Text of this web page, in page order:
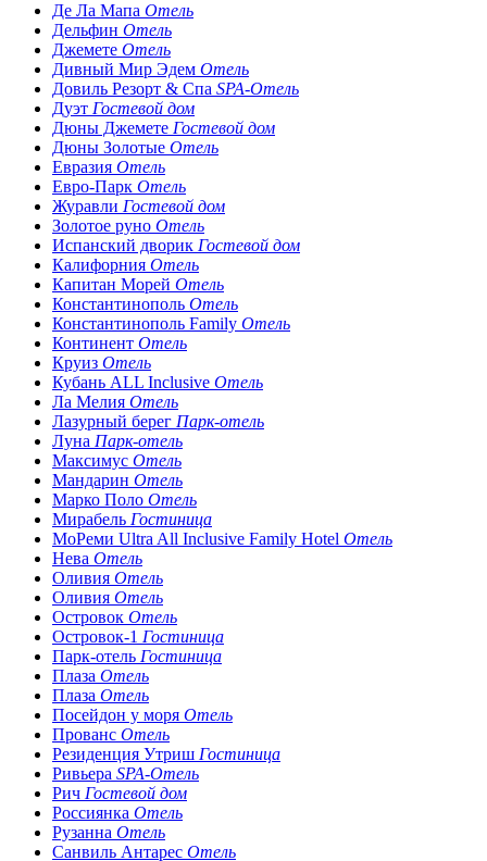
Де Ла Мапа Отель
Дельфин Отель
Джемете Отель
Дивный Мир Эдем Отель
Довиль Резорт & Спа SPA-Отель
Дуэт Гостевой дом
Дюны Джемете Гостевой дом
Дюны Золотые Отель
Евразия Отель
Евро-Парк Отель
Журавли Гостевой дом
Золотое руно Отель
Испанский дворик Гостевой дом
Калифорния Отель
Капитан Морей Отель
Константинополь Отель
Константинополь Family Отель
Континент Отель
Круиз Отель
Кубань ALL Inclusive Отель
Ла Мелия Отель
Лазурный берег Парк-отель
Луна Парк-отель
Максимус Отель
Мандарин Отель
Марко Поло Отель
Мирабель Гостиница
МоРеми Ultra All Inclusive Family Hotel Отель
Нева Отель
Оливия Отель
Оливия Отель
Островок Отель
Островок-1 Гостиница
Парк-отель Гостиница
Плаза Отель
Плаза Отель
Посейдон у моря Отель
Прованс Отель
Резиденция Утриш Гостиница
Ривьера SPA-Отель
Рич Гостевой дом
Россиянка Отель
Рузанна Отель
Санвиль Антарес Отель